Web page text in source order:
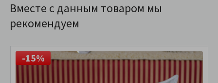
Вместе с данным товаром мы
рекомендуем
-15%